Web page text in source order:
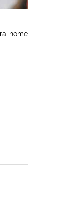
home